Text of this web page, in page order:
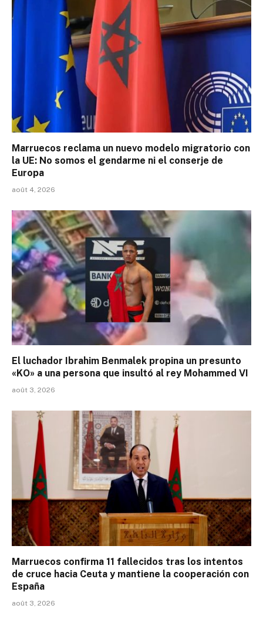
Marruecos reclama un nuevo modelo migratorio con
la UE: No somos el gendarme ni el conserje de
Europa
août 4, 2026
El luchador Ibrahim Benmalek propina un presunto
«KO» a una persona que insultó al rey Mohammed VI
août 3, 2026
Marruecos confirma 11 fallecidos tras los intentos
de cruce hacia Ceuta y mantiene la cooperación con
España
août 3, 2026